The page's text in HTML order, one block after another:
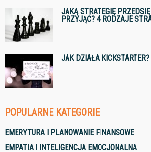
JAKĄ STRATEGIĘ
PRZYJĄĆ? 4 RODZAJE
JAK DZIAŁA KICKSTARTER?
POPULARNE KATEGORIE
EMERYTURA I PLANOWANIE FINANSOWE
EMPATIA I INTELIGENCJA EMOCJONALNA